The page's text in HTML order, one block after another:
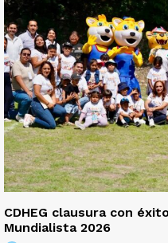
CDHEG clausura con
Mundialista 2026